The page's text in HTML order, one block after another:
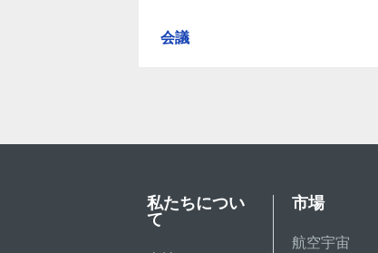
会議
私たちについ
て
市場
航空宇宙